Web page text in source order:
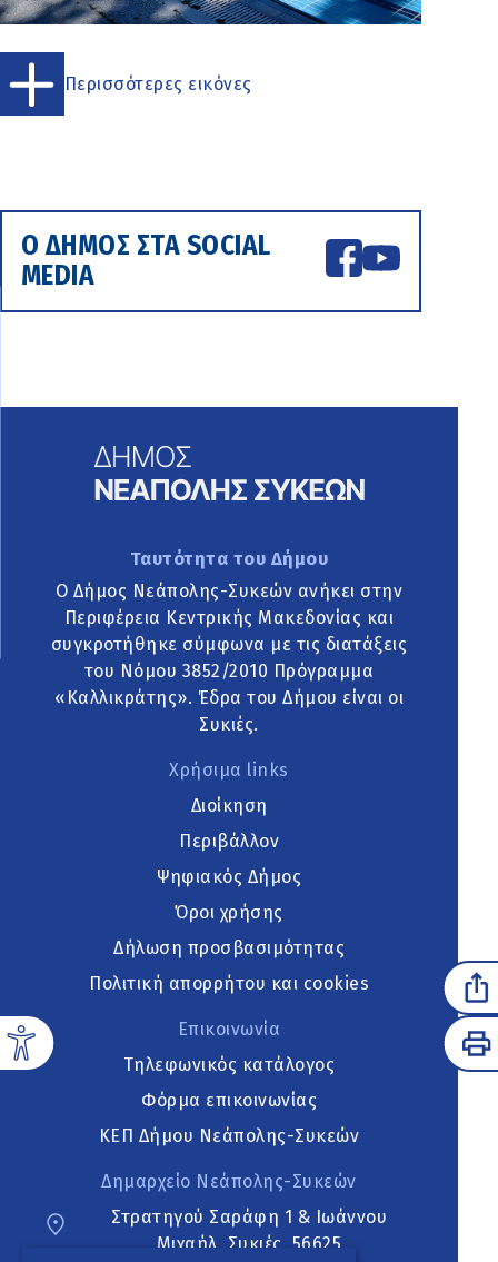
Περισσότερες εικόνες
Ο ΔΗΜΟΣ ΣΤΑ SOCIAL
MEDIA
Ταυτότητα του Δήμου
Ο Δήμος Νεάπολης-Συκεών ανήκει στην
Περιφέρεια Κεντρικής Μακεδονίας και
συγκροτήθηκε σύμφωνα με τις διατάξεις
του Νόμου 3852/2010 Πρόγραμμα
«Καλλικράτης». Έδρα του Δήμου είναι οι
Συκιές.
Χρήσιμα links
Διοίκηση
Περιβάλλον
Ψηφιακός Δήμος
Όροι χρήσης
Δήλωση προσβασιμότητας
Πολιτική απορρήτου και cookies
Επικοινωνία
Τηλεφωνικός κατάλογος
Φόρμα επικοινωνίας
ΚΕΠ Δήμου Νεάπολης-Συκεών
Δημαρχείο Νεάπολης-Συκεών
Στρατηγού Σαράφη 1 & Ιωάννου
Μιχαήλ, Συκιές, 56625